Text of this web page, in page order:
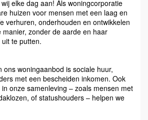
elke dag aan! Als woningcorporatie
huizen voor mensen met een laag en
verhuren, onderhouden en ontwikkelen
zonder de aarde en haar
te putten.
ons woningaanbod is sociale huur,
met een bescheiden inkomen. Ook
onze samenleving – zoals mensen met
of statushouders – helpen we